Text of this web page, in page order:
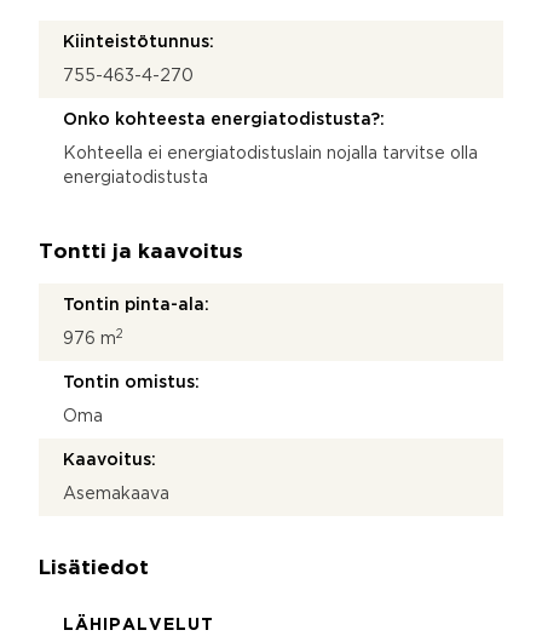
Kiinteistötunnus:
755-463-4-270
Onko kohteesta energiatodistusta?:
Kohteella ei energiatodistuslain nojalla tarvitse olla
energiatodistusta
Tontti ja kaavoitus
Tontin pinta-ala:
976 m2
Tontin omistus:
Oma
Kaavoitus:
Asemakaava
Lisätiedot
LÄHIPALVELUT